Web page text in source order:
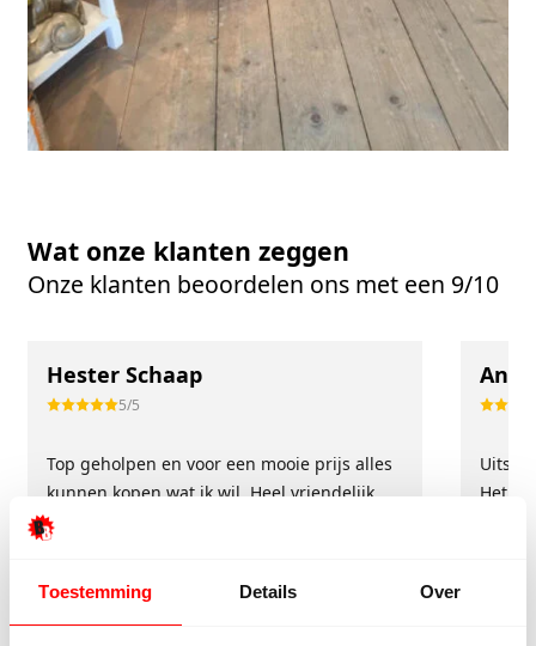
Toestemming Details Over
Wat onze klanten zeggen
Onze klanten beoordelen ons met een 9/10
Hester Schaap
5/5
Top geholpen en voor een mooie prijs alles
kunnen kopen wat ik wil. Heel vriendelijk,
meedenkend en tegemoetkomend
Het